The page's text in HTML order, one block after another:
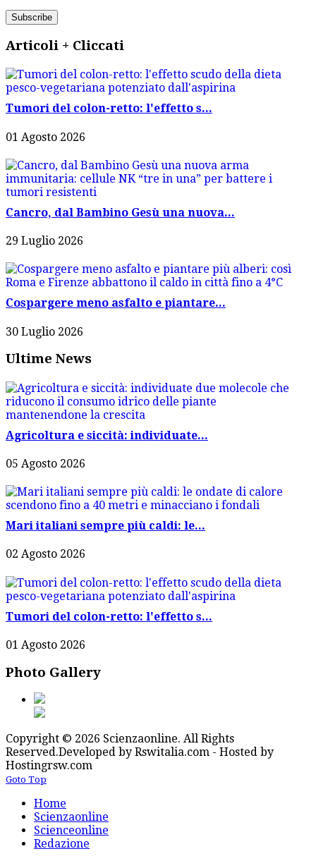
Articoli + Cliccati
Tumori del colon-retto: l'effetto s...
01 Agosto 2026
Cancro, dal Bambino Gesù una nuova...
29 Luglio 2026
Cospargere meno asfalto e piantare...
30 Luglio 2026
Ultime News
Agricoltura e siccità: individuate...
05 Agosto 2026
Mari italiani sempre più caldi: le...
02 Agosto 2026
Tumori del colon-retto: l'effetto s...
01 Agosto 2026
Photo Gallery
Copyright © 2026 Scienzaonline. All Rights
Reserved.Developed by Rswitalia.com - Hosted by
Hostingrsw.com
Goto Top
Home
Scienzaonline
Scienceonline
Redazione